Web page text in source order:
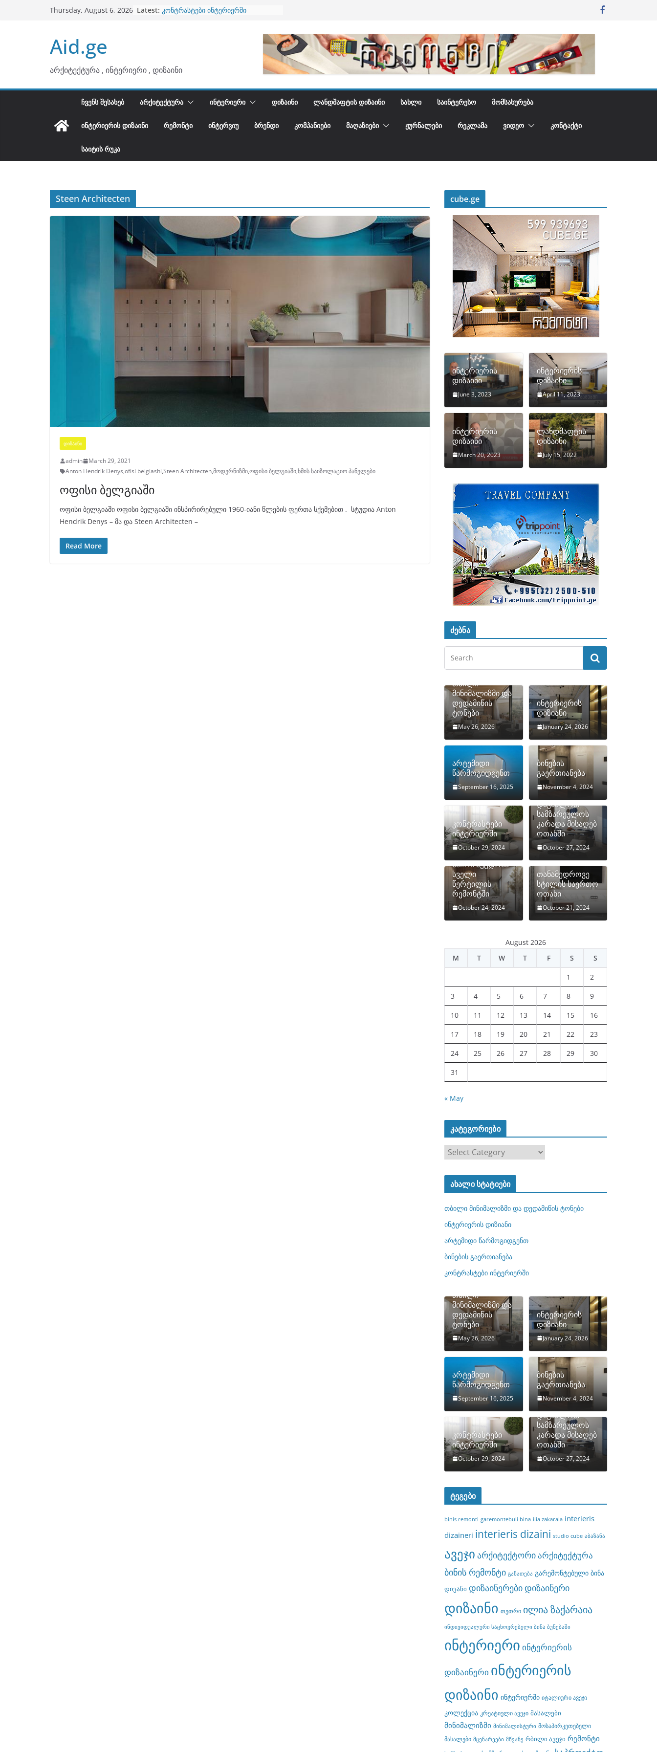
Thursday, August 6, 2026 Latest: კონტრასტები ინტერიერში
Aid.ge
არქიტექტურა , ინტერიერი , დიზაინი
ᲩᲕᲔᲜᲡ ᲨᲔᲡᲐᲮᲔᲑ ᲐᲠᲥᲘᲢᲔᲥᲢᲣᲠᲐ ᲘᲜᲢᲔᲠᲘᲔᲠᲘ ᲓᲘᲖᲐᲘᲜᲘ ᲚᲐᲜᲓᲨᲐᲤᲢᲘᲡ ᲓᲘᲖᲐᲘᲜᲘ ᲡᲐᲮᲚᲘ ᲡᲐᲘᲜᲢᲔᲠᲔᲡᲝ ᲛᲝᲛᲡᲐᲮᲣᲠᲔᲑᲐ
ᲘᲜᲢᲔᲠᲘᲔᲠᲘᲡ ᲓᲘᲖᲐᲘᲜᲘ ᲠᲔᲛᲝᲜᲢᲘ ᲘᲜᲢᲔᲠᲕᲘᲣ ᲑᲠᲔᲜᲓᲘ ᲙᲝᲛᲞᲐᲜᲘᲔᲑᲘ ᲛᲐᲦᲐᲖᲘᲔᲑᲘ ᲟᲣᲠᲜᲐᲚᲔᲑᲘ ᲠᲔᲙᲚᲐᲛᲐ ᲕᲘᲓᲔᲝ ᲙᲝᲜᲢᲐᲥᲢᲘ
ᲡᲐᲘᲢᲘᲡ ᲠᲣᲙᲐ
Steen Architecten
ᲓᲘᲖᲐᲘᲜᲘ
admin
March 29, 2021
Anton Hendrik Denys,ofisi belgiashi,Steen Architecten,მოდერნიზმი,ოფისი ბელგიაში,ხმის საიზოლაციო პანელები
ოფისი ბელგიაში
ოფისი ბელგიაში ოფისი ბელგიაში ინსპირირებული 1960-იანი წლების ფერთა სქემებით . სტუდია Anton
Hendrik Denys – მა და Steen Architecten –
Read More
cube.ge
ინტერიერის
დიზაინი
June 3, 2023
ინტერიერის
დიზაინი
April 11, 2023
ინტერიერის
დიზაინი
March 20, 2023
ლანდშაფტის
დიზაინი
July 15, 2022
ძებნა
თბილი
მინიმალიზმი და
დედამიწის
ტონები
May 26, 2026
ინტერიერის
დიზიანი
January 24, 2026
არტემიდი
წარმოგიდგენთ
September 16, 2025
ბინების
გაერთიანება
November 4, 2024
კონტრასტები
ინტერიერში
October 29, 2024
როგორ
დავმალოთ
სამზარეულოს
კარადა მისაღებ
ოთახში
October 27, 2024
ხშირი შეცდომა
სველი
წერტილის
რემონტში
October 24, 2024
თანამედროვე
სტილის საერთო
ოთახი
October 21, 2024
August 2026
M
T W T F S S
1 2
3 4 5 6 7 8 9
10 11 12 13 14 15 16
17 18 19 20 21 22 23
24 25 26 27 28 29 30
31
« May
კატეგორიები
ტ
ო
რ
ბ
ი
ახალი სტატიები
თბილი მინიმალიზმი და დედამიწის ტონები
ინტერიერის დიზიანი
არტემიდი წარმოგიდგენთ
ბინების გაერთიანება
კონტრასტები ინტერიერში
თბილი
მინიმალიზმი და
დედამიწის
ტონები
May 26, 2026
ინტერიერის
დიზიანი
January 24, 2026
არტემიდი
წარმოგიდგენთ
September 16, 2025
ბინების
გაერთიანება
November 4, 2024
კონტრასტები
ინტერიერში
October 29, 2024
როგორ
დავმალოთ
სამზარეულოს
კარადა მისაღებ
ოთახში
October 27, 2024
ტეგები
binis remonti garemontebuli bina ilia zakaraia interieris
dizaineri interieris dizaini studio cube აბაზანა
ავეჯი არქიტექტორიარქიტექტურა
ბინის რემონტი განათება გარემონტებული ბინა
დივანი დიზაინერებიდიზაინერი
დიზაინი თეთრი ილია ზაქარაია
ინდივიდუალური საცხოვრებელი ბინა ბუნებაში
ინტერიერი ინტერიერის
დიზაინერი ინტერიერის
დიზაინი ინტერიერში იტალიური ავეჯი
კოლექცია კრეატიული ავეჯი მასალები
მინიმალიზმი მინიმალისტური მოსაპირკეთებელი
მასალები მცენარეები მწვანე რბილი ავეჯი რემონტი